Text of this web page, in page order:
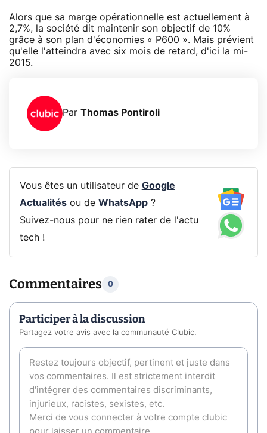
Alors que sa marge opérationnelle est actuellement à
2,7%, la société dit maintenir son objectif de 10%
grâce à son plan d'économies « P600 ». Mais prévient
qu'elle l'atteindra avec six mois de retard, d'ici la mi-
2015.
Par Thomas Pontiroli
Vous êtes un utilisateur de Google
Actualitésou de WhatsApp?
Suivez-nous pour ne rien rater de l'actu
tech !
Commentaires 0
Participer à la discussion
Partagez votre avis avec la communauté Clubic.